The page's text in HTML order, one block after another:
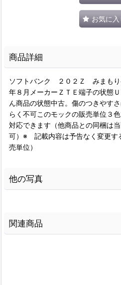
お気に
商品詳細
ソフトバンク ２０２Ｚ みまもり
年８月メーカーＺＴＥ端子の状態
ん商品の状態中古。傷のつきやす
らく不可このモックの販売単位３
対応できます（他商品との同梱は
可）※ 記載内容は予告なく変更す
売単位）
他の写真
関連商品